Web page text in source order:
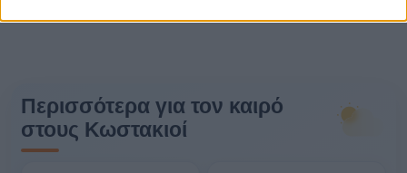
Περισσότερα για τον καιρό
στους Κωστακιοί